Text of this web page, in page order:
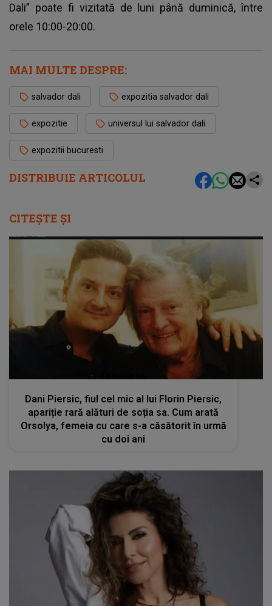
DISTRIBUIE ARTICOLUL
Dali” poate fi vizitată de luni până duminică, între
orele 10:00-20:00.
MAI MULTE DESPRE:
salvador dali expozitia salvador dali
expozitie universul lui salvador dali
expozitii bucuresti
CITEȘTE ȘI
Dani Piersic, fiul cel mic al lui Florin Piersic,
apariție rară alături de soția sa. Cum arată
Orsolya, femeia cu care s-a căsătorit în urmă
cu doi ani